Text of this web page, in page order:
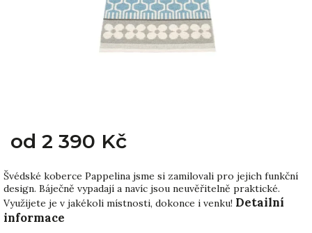
od 2 390 Kč
Švédské koberce Pappelina jsme si zamilovali pro jejich funkční
design. Báječně vypadají a navíc jsou neuvěřitelně praktické.
Využijete je v jakékoli místnosti, dokonce i venku! Detailní
informace